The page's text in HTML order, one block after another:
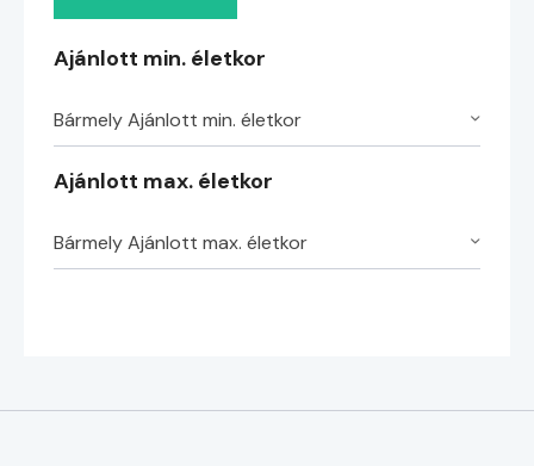
Ajánlott min. életkor
Bármely Ajánlott min. életkor
Ajánlott max. életkor
Bármely Ajánlott max. életkor